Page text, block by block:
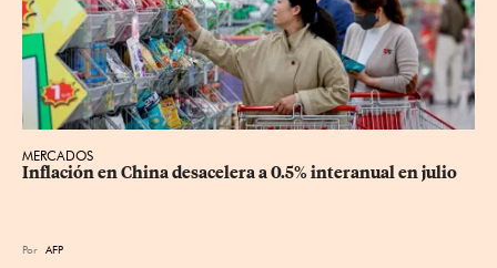
MERCADOS
Inflación en China desacelera a 0.5% interanual en julio
Por AFP